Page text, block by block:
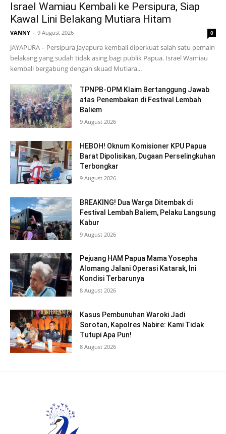
Israel Wamiau Kembali ke Persipura, Siap
Kawal Lini Belakang Mutiara Hitam
VANNY - 9 August 2026 0
JAYAPURA – Persipura Jayapura kembali diperkuat salah satu pemain
belakang yang sudah tidak asing bagi publik Papua. Israel Wamiau
kembali bergabung dengan skuad Mutiara...
TPNPB-OPM Klaim Bertanggung Jawab
atas Penembakan di Festival Lembah
Baliem
9 August 2026
HEBOH! Oknum Komisioner KPU Papua
Barat Dipolisikan, Dugaan Perselingkuhan
Terbongkar
9 August 2026
BREAKING! Dua Warga Ditembak di
Festival Lembah Baliem, Pelaku Langsung
Kabur
9 August 2026
Pejuang HAM Papua Mama Yosepha
Alomang Jalani Operasi Katarak, Ini
Kondisi Terbarunya
8 August 2026
Kasus Pembunuhan Waroki Jadi
Sorotan, Kapolres Nabire: Kami Tidak
Tutupi Apa Pun!
8 August 2026